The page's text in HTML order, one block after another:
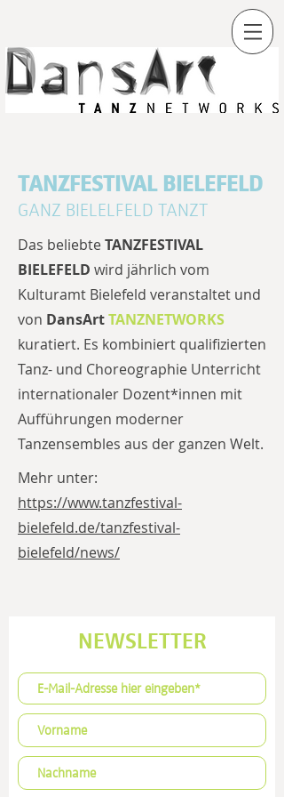
TANZFESTIVAL BIELEFELD
GANZ BIELELFELD TANZT
Das beliebteTANZFESTIVAL
BIELEFELD wird jährlich vom
Kulturamt Bielefeld veranstaltet und
von DansArtTANZNETWORKS
kuratiert. Es kombiniert qualifizierten
Tanz- und Choreographie Unterricht
internationaler Dozent*innen mit
Aufführungen moderner
Tanzensembles aus der ganzen Welt.
Mehr unter:
https://www.tanzfestival-
bielefeld.de/tanzfestival-
bielefeld/news/
NEWSLETTER